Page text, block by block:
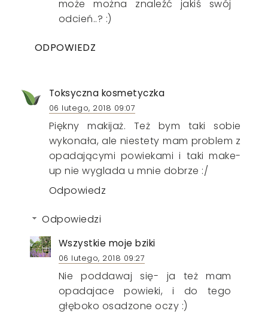
może można znaleźć jakiś swój
odcień..? :)
ODPOWIEDZ
Toksyczna kosmetyczka
06 lutego, 2018 09:07
Piękny makijaż. Też bym taki sobie
wykonała, ale niestety mam problem z
opadającymi powiekami i taki make-
up nie wyglada u mnie dobrze :/
Odpowiedz
Odpowiedzi
Wszystkie moje bziki
06 lutego, 2018 09:27
Nie poddawaj się- ja też mam
opadajace powieki, i do tego
głęboko osadzone oczy :)